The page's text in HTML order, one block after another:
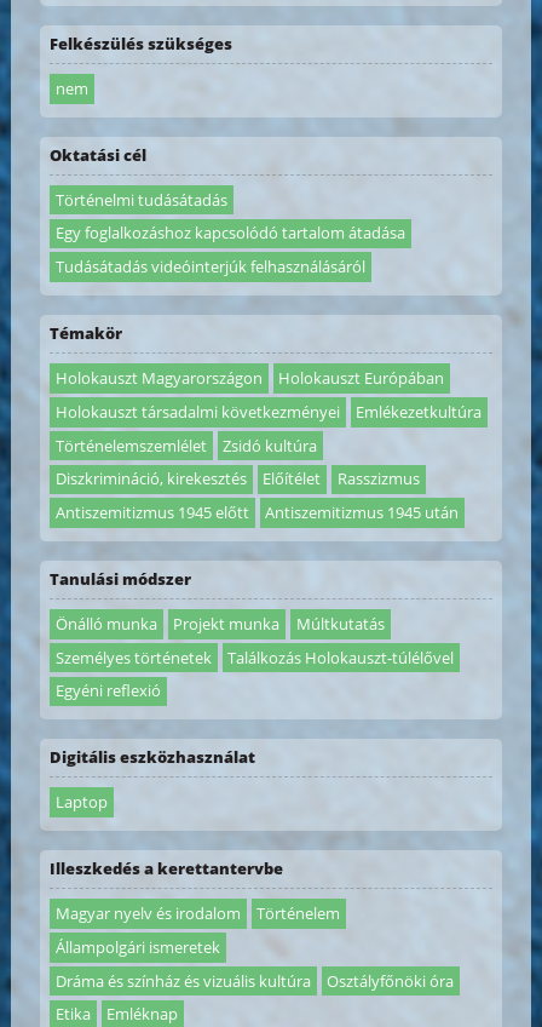
Felkészülés szükséges
nem
Oktatási cél
Történelmi tudásátadás
Egy foglalkozáshoz kapcsolódó tartalom átadása
Tudásátadás videóinterjúk felhasználásáról
Témakör
Holokauszt Magyarországon
Holokauszt Európában
Holokauszt társadalmi következményei
Emlékezetkultúra
Történelemszemlélet
Zsidó kultúra
Diszkrimináció, kirekesztés
Előítélet
Rasszizmus
Antiszemitizmus 1945 előtt
Antiszemitizmus 1945 után
Tanulási módszer
Önálló munka Projekt munka
Múltkutatás
Személyes történetek
Találkozás Holokauszt-túlélővel
Egyéni reflexió
Digitális eszközhasználat
Laptop
Illeszkedés a kerettantervbe
Magyar nyelv és irodalom
Történelem
Állampolgári ismeretek
Dráma és színház és vizuális kultúra
Osztályfőnöki óra
Etika
Emléknap